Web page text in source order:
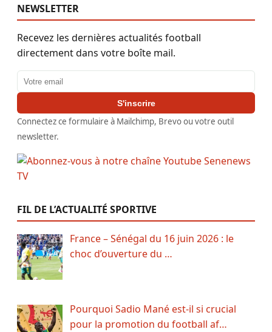
NEWSLETTER
Recevez les dernières actualités football
directement dans votre boîte mail.
Adresse email
S'inscrire
Connectez ce formulaire à Mailchimp, Brevo ou votre outil
newsletter.
FIL DE L’ACTUALITÉ SPORTIVE
France – Sénégal du 16 juin 2026 : le
choc d’ouverture du …
Pourquoi Sadio Mané est-il si crucial
pour la promotion du football af…